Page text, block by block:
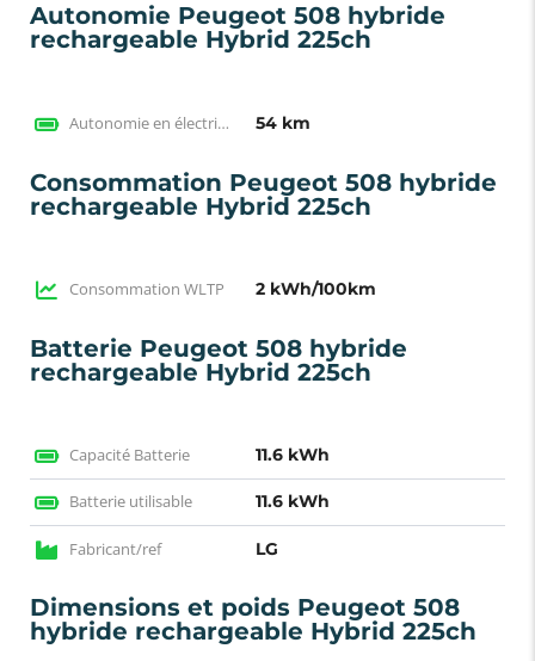
Autonomie Peugeot 508 hybride
rechargeable Hybrid 225ch
Autonomie en électrique WLTP 54 km
Consommation Peugeot 508 hybride
rechargeable Hybrid 225ch
Consommation WLTP 2 kWh/100km
Batterie Peugeot 508 hybride
rechargeable Hybrid 225ch
Capacité Batterie 11.6 kWh
Batterie utilisable 11.6 kWh
Fabricant/ref LG
Dimensions et poids Peugeot 508
hybride rechargeable Hybrid 225ch